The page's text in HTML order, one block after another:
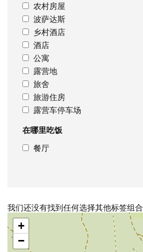
农村房屋
波萨达斯
乡村酒店
酒店
公寓
露营地
旅舍
旅游住房
露营车停车场
在哪里吃饭
餐厅
我们还没有找到任何选择其他标签组合
跳
过
地
图
+
−